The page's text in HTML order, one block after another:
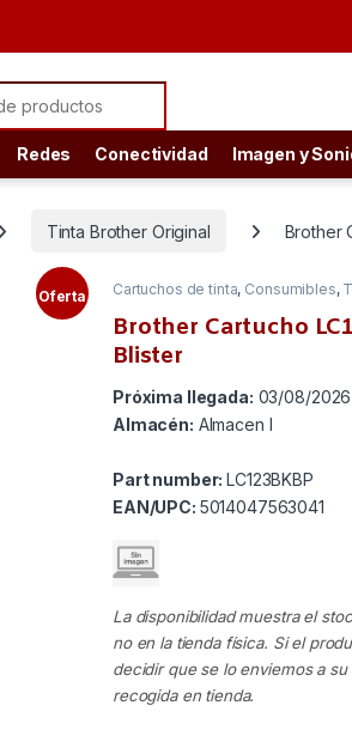
Redes Conectividad Imagen y
Tinta Brother Original Brother
Oferta Cartuchos de tinta, Consumibles,
Brother Cartucho
Blister
Próxima llegada: 03/08/2026
Almacén: Almacen I
Part number:LC123BKBP
EAN/UPC: 5014047563041
La disponibilidad muestra el
no en la tienda física. Si el
decidir que se lo enviemos a
recogida en tienda.